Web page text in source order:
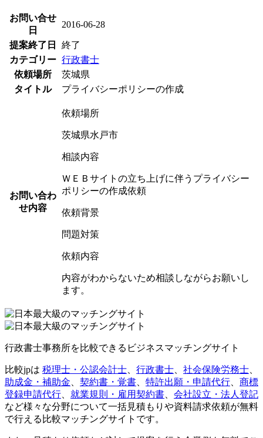
お問い合せ
日
2016-06-28
提案終了日
終了
カテゴリー 行政書士
依頼場所
茨城県
タイトル
プライバシーポリシーの作成
お問い合わ
せ内容
依頼場所
茨城県水戸市
相談内容
ＷＥＢサイトの立ち上げに伴うプライバシー
ポリシーの作成依頼
依頼背景
問題対策
依頼内容
内容がわからないため相談しながらお願いし
ます。
行政書士事務所を比較できるビジネスマッチングサイト
比較jpは 税理士・公認会計士 行政書士 社会保険労務士
助成金・補助金
契約書・覚書 特許出願・申請代行
商標
登録申請代行
就業規則・雇用契約書
会社設立・法人登記
など様々な分野について一括見積もりや資料請求依頼が無料
で行える比較マッチングサイトです。